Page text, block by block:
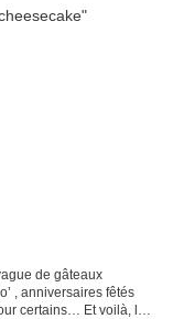
de gâteaux
, anniversaires fêtés
certains… Et voilà, la